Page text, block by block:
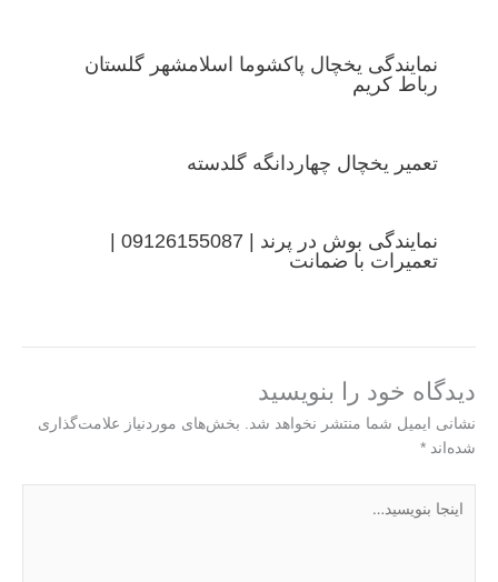
نمایندگی یخچال پاکشوما اسلامشهر گلستان
رباط کریم
تعمیر یخچال چهاردانگه گلدسته
نمایندگی بوش در پرند | 09126155087 |
تعمیرات با ضمانت
دیدگاه‌ خود را بنویسید
نشانی ایمیل شما منتشر نخواهد شد. بخش‌های موردنیاز علامت‌گذاری
شده‌اند *
بنویسید…